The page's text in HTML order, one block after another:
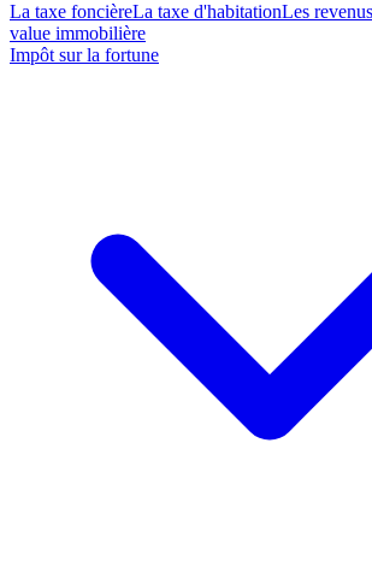
La taxe foncièreLa taxe d'habitationLes
value immobilière
Impôt sur la fortune